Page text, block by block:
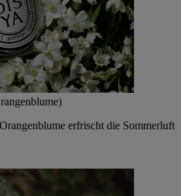
erfrischt die Sommerluft